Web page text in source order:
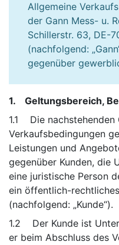
Allgemeine
der Gann Mess- u.
Schillerstr. 63, DE-
(nachfolgend:
gegenüber
1. Geltungsbereich,
1.1 Die nachstehenden
Verkaufsbedingungen
Leistungen und
gegenüber Kunden, die
eine juristische Person
ein öffentlich-
(nachfolgend: „Kunde“).
1.2 Der Kunde ist
er beim Abschluss des